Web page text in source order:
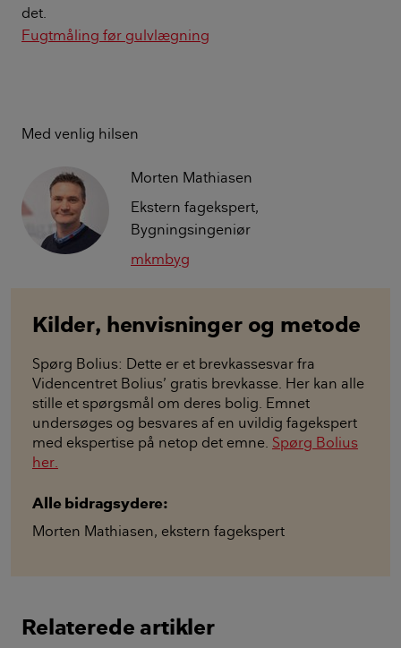
det.
Fugtmåling før gulvlægning
Med venlig hilsen
Morten Mathiasen
Ekstern fagekspert,
Bygningsingeniør
mkmbyg
Kilder, henvisninger og metode
Spørg Bolius: Dette er et brevkassesvar fra
Videncentret Bolius’ gratis brevkasse. Her kan alle
stille et spørgsmål om deres bolig. Emnet
undersøges og besvares af en uvildig fagekspert
med ekspertise på netop det emne. Spørg Bolius
her.
Alle bidragsydere:
Morten Mathiasen, ekstern fagekspert
Relaterede artikler